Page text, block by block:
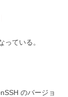
ている。
のバージョ